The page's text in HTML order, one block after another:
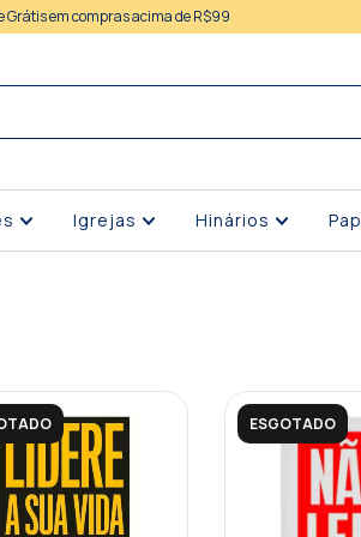
Grátis em compras acima de R$99
Igrejas Hinários
ESGOTADO